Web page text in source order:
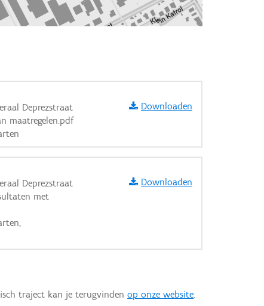
Deprezstraat
maatregelen.pdf
Downloaden
Deprezstraat
met
Downloaden
traject kan je terugvindenop onze website.